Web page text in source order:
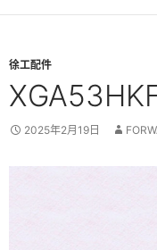
徐工配件
2025年2月19日